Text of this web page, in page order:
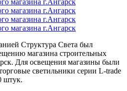
Структура Света был
магазина строительных
Для освещения магазины были
светильники серии L-trade
штук.